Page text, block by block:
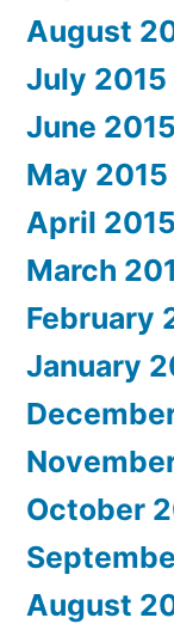
August
July 2015
June 2015
May 2015
April 2015
March
February
January
October
August